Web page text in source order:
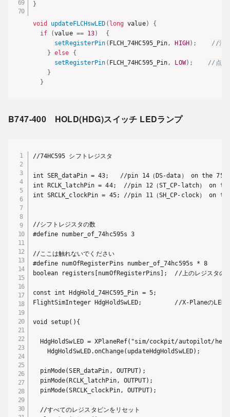
}
void updateFLCHswLED ( long value)
{
if
(value == 13)
{
setRegisterPin ( FLCH_74HC595_Pin, HIGH ) ;
//消
} else
{
setRegisterPin ( FLCH_74HC595_Pin, LOW) ;
//点灯
}
}
B747-400 HOLD(HDG)スイッチ LEDランプ
//74HC595 シフトレジスタ
int SER_dataPin = 43;   //pin 14（DS-data） on the
int RCLK_latchPin = 44;  //pin 12（ST_CP-latch） on the
int SRCLK_clockPin = 45; //pin 11（SH_CP-clock） on the
//シフトレジスタの数
#define number_of_74hc595s 3
//ここは触れないでください
#define numOfRegisterPins number_of_74hc595s * 8
boolean registers[numOfRegisterPins];  //上のレジスタの数
const int HdgHold_74HC595_Pin = 5;
FlightSimInteger HdgHoldSwLED;         //X-PlaneのLEDと
void setup(){
HdgHoldSwLED = XPlaneRef("sim/cockpit/autopilot/
    HdgHoldSwLED.onChange(updateHdgHoldSwLED);
  pinMode(SER_dataPin, OUTPUT);
  pinMode(RCLK_latchPin, OUTPUT);
  pinMode(SRCLK_clockPin, OUTPUT);
  //すべてのレジスタピンをリセット